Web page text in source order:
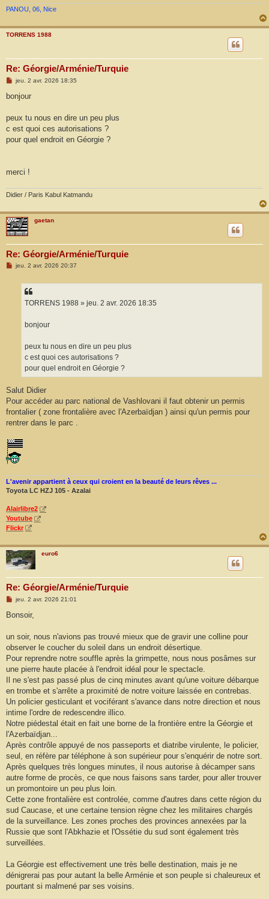
PANOU, 06, Nice
TORRENS 1988
Re: Géorgie/Arménie/Turquie
M
s
g
jeu. 2 avr. 2026 18:35
bonjour
peux tu nous en dire un peu plus
c est quoi ces autorisations ?
pour quel endroit en Géorgie ?
merci !
Didier / Paris Kabul Katmandu
gaetan
Re: Géorgie/Arménie/Turquie
Mjeu. 2 avr. 2026 20:37
TORRENS 1988 » jeu. 2 avr. 2026 18:35
bonjour
peux tu nous en dire un peu plus
c est quoi ces autorisations ?
pour quel endroit en Géorgie ?
Salut Didier
Pour accéder au parc national de Vashlovani il faut obtenir un permis
frontalier ( zone frontalière avec l'Azerbaïdjan ) ainsi qu'un permis pour
rentrer dans le parc .
L'avenir appartient à ceux qui croient en la beauté de leurs rêves ...
Toyota LC HZJ 105 - Azalai
Alairlibre2
Youtube
Flickr
euro6
Re: Géorgie/Arménie/Turquie
M
s
g
jeu. 2 avr. 2026 21:01
Bonsoir,
un soir, nous n'avions pas trouvé mieux que de gravir une colline pour
observer le coucher du soleil dans un endroit désertique.
Pour reprendre notre souffle après la grimpette, nous nous posâmes sur
une pierre haute placée à l'endroit idéal pour le spectacle.
Il ne s'est pas passé plus de cinq minutes avant qu'une voiture débarque
en trombe et s'arrête a proximité de notre voiture laissée en contrebas.
Un policier gesticulant et vociférant s'avance dans notre direction et nous
intime l'ordre de redescendre illico.
Notre piédestal était en fait une borne de la frontière entre la Géorgie et
l'Azerbaïdjan...
Après contrôle appuyé de nos passeports et diatribe virulente, le policier,
seul, en réfère par téléphone à son supérieur pour s'enquérir de notre sort.
Après quelques très longues minutes, il nous autorise à décamper sans
autre forme de procès, ce que nous faisons sans tarder, pour aller trouver
un promontoire un peu plus loin.
Cette zone frontalière est controlée, comme d'autres dans cette région du
sud Caucase, et une certaine tension règne chez les militaires chargés
de la surveillance. Les zones proches des provinces annexées par la
Russie que sont l'Abkhazie et l'Ossétie du sud sont également très
surveillées.
La Géorgie est effectivement une très belle destination, mais je ne
dénigrerai pas pour autant la belle Arménie et son peuple si chaleureux et
pourtant si malmené par ses voisins.